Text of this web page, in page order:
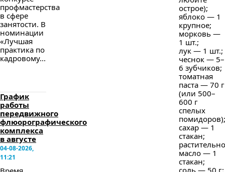
профмастерства
в сфере
занятости. В
номинации
«Лучшая
практика по
кадровому...
График
работы
передвижного
флюорографического
комплекса
в августе
04-08-2026,
11:21
острое);
яблоко — 1
крупное;
морковь —
1 шт.;
лук — 1 шт.;
чеснок — 5–
6 зубчиков;
томатная
паста — 70 г
(или 500–
600 г
спелых
помидоров);
сахар — 1
стакан;
масло — 1
стакан;